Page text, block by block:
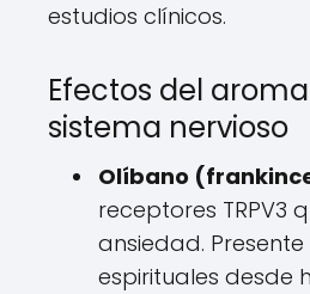
estudios clínicos.
Efectos del
sistema nervioso
Olíbano
receptores TRPV3
ansiedad.
espirituales desde